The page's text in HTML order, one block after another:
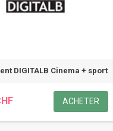
DIGITALB Cinema + sport
ACHETER